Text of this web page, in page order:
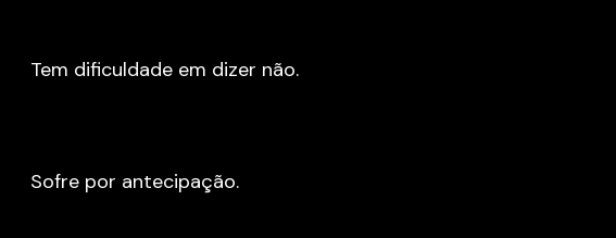
Tem dificuldade em dizer não.
Sofre por antecipação.